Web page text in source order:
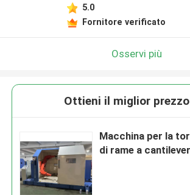
5.0
Fornitore verificato
Osservi più
Ottieni il miglior
Macchina per la
di rame a